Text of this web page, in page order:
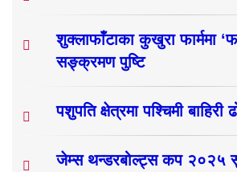
शुक्लाफाँटाका कुखुरा फार्ममा
सङ्क्रमण पुष्टि
पशुपति क्षेत्रमा पश्चिमी
जेम्स थन्डरबोल्ट्स कप २०२५